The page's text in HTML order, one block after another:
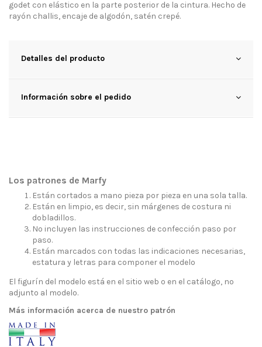
godet con elástico en la parte posterior de la cintura. Hecho de
rayón challis, encaje de algodón, satén crepé.
Detalles del producto
Información sobre el pedido
Los patrones de Marfy
Están cortados a mano pieza por pieza en una sola talla.
Están en limpio, es decir, sin márgenes de costura ni
dobladillos.
No incluyen las instrucciones de confección paso por
paso.
Están marcados con todas las indicaciones necesarias,
estatura y letras para componer el modelo
El figurín del modelo está en el sitio web o en el catálogo, no
adjunto al modelo.
Más información acerca de nuestro patrón